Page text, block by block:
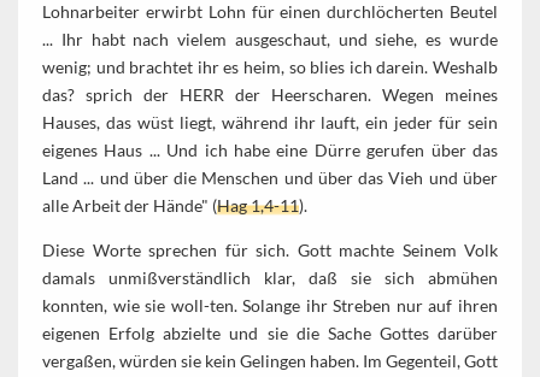
Lohnarbeiter erwirbt Lohn für einen durchlöcherten Beutel
... Ihr habt nach vielem ausgeschaut, und siehe, es wurde
wenig; und brachtet ihr es heim, so blies ich darein. Weshalb
das? sprich der HERR der Heerscharen. Wegen meines
Hauses, das wüst liegt, während ihr lauft, ein jeder für sein
eigenes Haus ... Und ich habe eine Dürre gerufen über das
Land ... und über die Menschen und über das Vieh und über
alle Arbeit der Hände" (Hag 1,4-11).
Diese Worte sprechen für sich. Gott machte Seinem Volk
damals unmißverständlich klar, daß sie sich abmühen
konnten, wie sie woll-ten. Solange ihr Streben nur auf ihren
eigenen Erfolg abzielte und sie die Sache Gottes darüber
vergaßen, würden sie kein Gelingen haben. Im Gegenteil, Gott